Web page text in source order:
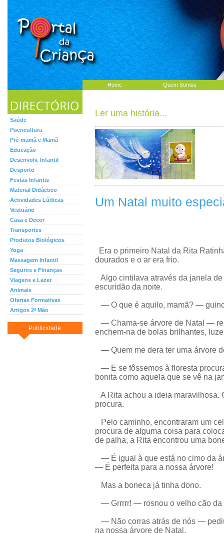
Home Quem Somos
Saúde
Puericultura
Pré-mamã e Mamã
Educação
Desenvolv. Infantil
Desporto
Festas Infantis
Material Didáctico
Actividades Lúdicas
Vestuário
Casa e Decor
Transportes
Produtos Biológicos
Yoga
Massagem Infantil
Seguros e Finanças
Viagens e Lazer
Animais
Ofertas Formativas
Artigos 2ª Mão
Publicidade
Ler uma história...
Um Natal muito
Era o primeiro Natal da Rita
dourados e o ar era frio.
Algo cintilava através da janela
escuridão da noite.
— O que é aquilo, mamã? —
— Chama-se árvore de Natal —
enchem-na de bolas brilhantes,
— Quem me dera ter uma árvore
— E se fôssemos à floresta
bonita como aquela que se vê na
A Rita achou a ideia maravilhosa.
procura.
Pelo caminho, encontraram um
procura de alguma coisa para
de palha, a Rita encontrou uma
— É igual à que está no cimo da
— É perfeita para a nossa árvore!
Mas a boneca já tinha dono.
— Grrrrr! — rosnou o velho cão
— Não corras atrás de nós —
na nossa árvore de Natal.